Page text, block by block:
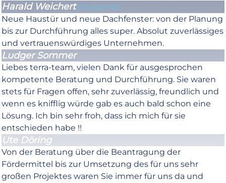
Harald WeichertWuppertal
Neue Haustür und neue Dachfenster: von der Planung
bis zur Durchführung alles super. Absolut zuverlässiges
und vertrauenswürdiges Unternehmen.
Ludger Sommer
Liebes terra-team, vielen Dank für ausgesprochen
kompetente Beratung und Durchführung. Sie waren
stets für Fragen offen, sehr zuverlässig, freundlich und
wenn es knifflig würde gab es auch bald schon eine
Lösung. Ich bin sehr froh, dass ich mich für sie
entschieden habe !!
Ute Döring
Von der Beratung über die Beantragung der
Fördermittel bis zur Umsetzung des für uns sehr
großen Projektes waren Sie immer für uns da und